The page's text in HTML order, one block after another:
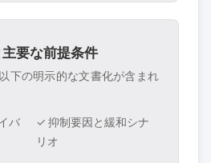
要な前提条件
下の明示的な文書化が含まれ
バ
✓ 抑制要因と緩和シナ
リオ